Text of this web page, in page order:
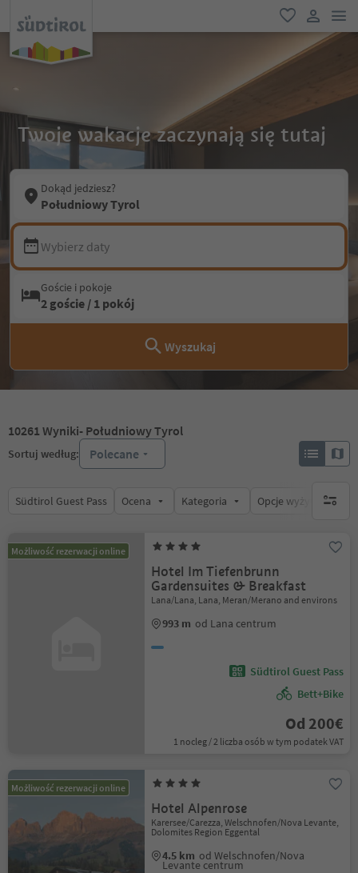
ulubione
link
Twoje wakacje zaczynają się tutaj
Dokąd jedziesz?
Południowy Tyrol
Wybierz daty
Goście i pokoje
2 goście / 1 pokój
Wyszukaj
10261 Wyniki- Południowy Tyrol
Sortuj według: Polecane
Südtirol Guest Pass Ocena Kategoria Opcje wyżywieniabrak
Możliwość rezerwacji online
Hotel Im Tiefenbrunn
Gardensuites & Breakfast
Lana/Lana, Lana, Meran/Merano and environs
993 m od Lana centrum
Südtirol Guest Pass
Bett+Bike
Od 200€
1 nocleg / 2 liczba osób w tym podatek VAT
Możliwość rezerwacji online
Hotel Alpenrose
Karersee/Carezza, Welschnofen/Nova Levante,
Dolomites Region Eggental
4.5 km od Welschnofen/Nova
Levante centrum